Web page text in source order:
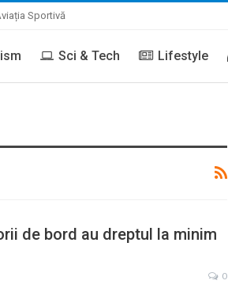
Sportivă
Sci & Tech Lifestyle
de bord au dreptul la minim
0